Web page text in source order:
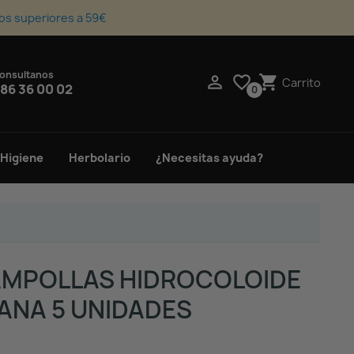
superiores a 59€
36 00 02  favorite_border0shopping_cart Carrito
Herbolario ¿Necesitas ayuda?
HIDROCOLOIDE
5 UNIDADES